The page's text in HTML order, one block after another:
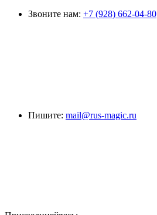
Звоните нам: +7 (928) 662-04-80
Пишите: mail@rus-magic.ru